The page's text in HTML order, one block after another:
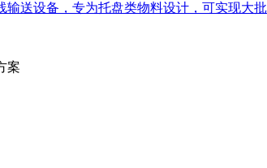
送设备，专为托盘类物料设计，可实现大
案